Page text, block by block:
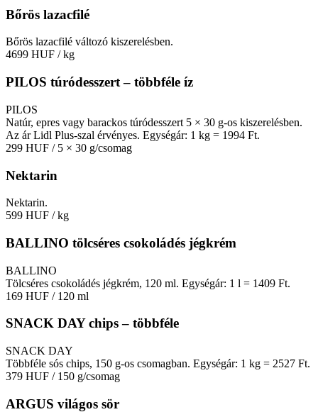
Bőrös lazacfilé
Bőrös lazacfilé változó kiszerelésben.
4699 HUF / kg
PILOS túródesszert – többféle íz
PILOS
Natúr, epres vagy barackos túródesszert 5 × 30 g-os kiszerelésben.
Az ár Lidl Plus-szal érvényes. Egységár: 1 kg = 1994 Ft.
299 HUF / 5 × 30 g/csomag
Nektarin
Nektarin.
599 HUF / kg
BALLINO tölcséres csokoládés jégkrém
BALLINO
Tölcséres csokoládés jégkrém, 120 ml. Egységár: 1 l = 1409 Ft.
169 HUF / 120 ml
SNACK DAY chips – többféle
SNACK DAY
Többféle sós chips, 150 g-os csomagban. Egységár: 1 kg = 2527 Ft.
379 HUF / 150 g/csomag
ARGUS világos sör